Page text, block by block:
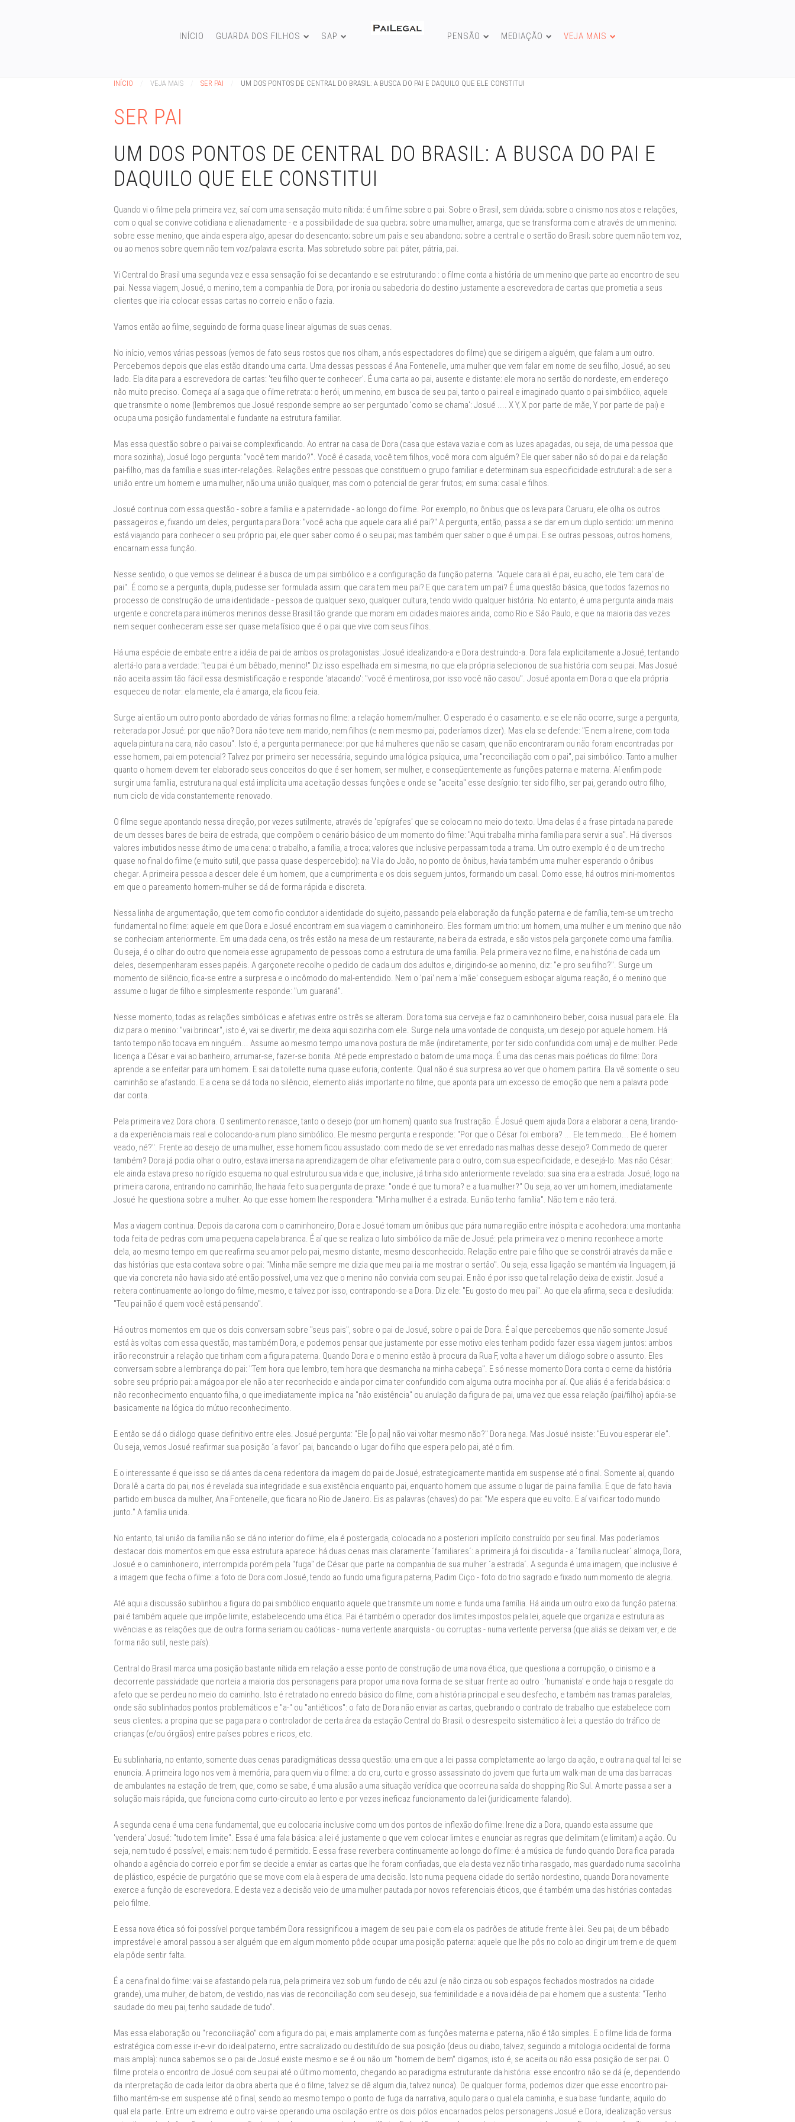
INÍCIO GUARDA DOS FILHOS SAP PENSÃO MEDIAÇÃO VEJA MAIS
INÍCIO VEJA MAIS SER PAI UM DOS PONTOS DE CENTRAL DO BRASIL: A BUSCA DO PAI E DAQUILO QUE ELE CONSTITUI
SER PAI
UM DOS PONTOS DE CENTRAL DO BRASIL: A BUSCA DO PAI E
DAQUILO QUE ELE CONSTITUI
Quando vi o filme pela primeira vez, saí com uma sensação muito nítida: é um filme sobre o pai. Sobre o Brasil, sem dúvida; sobre o cinismo nos atos e relações,
com o qual se convive cotidiana e alienadamente - e a possibilidade de sua quebra; sobre uma mulher, amarga, que se transforma com e através de um menino;
sobre esse menino, que ainda espera algo, apesar do desencanto; sobre um país e seu abandono; sobre a central e o sertão do Brasil; sobre quem não tem voz,
ou ao menos sobre quem não tem voz/palavra escrita. Mas sobretudo sobre pai: páter, pátria, pai.
Vi Central do Brasil uma segunda vez e essa sensação foi se decantando e se estruturando : o filme conta a história de um menino que parte ao encontro de seu
pai. Nessa viagem, Josué, o menino, tem a companhia de Dora, por ironia ou sabedoria do destino justamente a escrevedora de cartas que prometia a seus
clientes que iria colocar essas cartas no correio e não o fazia.
Vamos então ao filme, seguindo de forma quase linear algumas de suas cenas.
No início, vemos várias pessoas (vemos de fato seus rostos que nos olham, a nós espectadores do filme) que se dirigem a alguém, que falam a um outro.
Percebemos depois que elas estão ditando uma carta. Uma dessas pessoas é Ana Fontenelle, uma mulher que vem falar em nome de seu filho, Josué, ao seu
lado. Ela dita para a escrevedora de cartas: 'teu filho quer te conhecer'. É uma carta ao pai, ausente e distante: ele mora no sertão do nordeste, em endereço
não muito preciso. Começa aí a saga que o filme retrata: o herói, um menino, em busca de seu pai, tanto o pai real e imaginado quanto o pai simbólico, aquele
que transmite o nome (lembremos que Josué responde sempre ao ser perguntado 'como se chama': Josué .... X Y, X por parte de mãe, Y por parte de pai) e
ocupa uma posição fundamental e fundante na estrutura familiar.
Mas essa questão sobre o pai vai se complexificando. Ao entrar na casa de Dora (casa que estava vazia e com as luzes apagadas, ou seja, de uma pessoa que
mora sozinha), Josué logo pergunta: "você tem marido?". Você é casada, você tem filhos, você mora com alguém? Ele quer saber não só do pai e da relação
pai-filho, mas da família e suas inter-relações. Relações entre pessoas que constituem o grupo familiar e determinam sua especificidade estrutural: a de ser a
união entre um homem e uma mulher, não uma união qualquer, mas com o potencial de gerar frutos; em suma: casal e filhos.
Josué continua com essa questão - sobre a família e a paternidade - ao longo do filme. Por exemplo, no ônibus que os leva para Caruaru, ele olha os outros
passageiros e, fixando um deles, pergunta para Dora: "você acha que aquele cara ali é pai?" A pergunta, então, passa a se dar em um duplo sentido: um menino
está viajando para conhecer o seu próprio pai, ele quer saber como é o seu pai; mas também quer saber o que é um pai. E se outras pessoas, outros homens,
encarnam essa função.
Nesse sentido, o que vemos se delinear é a busca de um pai simbólico e a configuração da função paterna. "Aquele cara ali é pai, eu acho, ele 'tem cara' de
pai". É como se a pergunta, dupla, pudesse ser formulada assim: que cara tem meu pai? E que cara tem um pai? É uma questão básica, que todos fazemos no
processo de construção de uma identidade - pessoa de qualquer sexo, qualquer cultura, tendo vivido qualquer história. No entanto, é uma pergunta ainda mais
urgente e concreta para inúmeros meninos desse Brasil tão grande que moram em cidades maiores ainda, como Rio e São Paulo, e que na maioria das vezes
nem sequer conheceram esse ser quase metafísico que é o pai que vive com seus filhos.
Há uma espécie de embate entre a idéia de pai de ambos os protagonistas: Josué idealizando-a e Dora destruindo-a. Dora fala explicitamente a Josué, tentando
alertá-lo para a verdade: "teu pai é um bêbado, menino!" Diz isso espelhada em si mesma, no que ela própria selecionou de sua história com seu pai. Mas Josué
não aceita assim tão fácil essa desmistificação e responde 'atacando': "você é mentirosa, por isso você não casou". Josué aponta em Dora o que ela própria
esqueceu de notar: ela mente, ela é amarga, ela ficou feia.
Surge aí então um outro ponto abordado de várias formas no filme: a relação homem/mulher. O esperado é o casamento; e se ele não ocorre, surge a pergunta,
reiterada por Josué: por que não? Dora não teve nem marido, nem filhos (e nem mesmo pai, poderíamos dizer). Mas ela se defende: "E nem a Irene, com toda
aquela pintura na cara, não casou". Isto é, a pergunta permanece: por que há mulheres que não se casam, que não encontraram ou não foram encontradas por
esse homem, pai em potencial? Talvez por primeiro ser necessária, seguindo uma lógica psíquica, uma "reconciliação com o pai", pai simbólico. Tanto a mulher
quanto o homem devem ter elaborado seus conceitos do que é ser homem, ser mulher, e conseqüentemente as funções paterna e materna. Aí enfim pode
surgir uma família, estrutura na qual está implícita uma aceitação dessas funções e onde se "aceita" esse desígnio: ter sido filho, ser pai, gerando outro filho,
num ciclo de vida constantemente renovado.
O filme segue apontando nessa direção, por vezes sutilmente, através de 'epígrafes' que se colocam no meio do texto. Uma delas é a frase pintada na parede
de um desses bares de beira de estrada, que compõem o cenário básico de um momento do filme: "Aqui trabalha minha família para servir a sua". Há diversos
valores imbutidos nesse átimo de uma cena: o trabalho, a família, a troca; valores que inclusive perpassam toda a trama. Um outro exemplo é o de um trecho
quase no final do filme (e muito sutil, que passa quase despercebido): na Vila do João, no ponto de ônibus, havia também uma mulher esperando o ônibus
chegar. A primeira pessoa a descer dele é um homem, que a cumprimenta e os dois seguem juntos, formando um casal. Como esse, há outros mini-momentos
em que o pareamento homem-mulher se dá de forma rápida e discreta.
Nessa linha de argumentação, que tem como fio condutor a identidade do sujeito, passando pela elaboração da função paterna e de família, tem-se um trecho
fundamental no filme: aquele em que Dora e Josué encontram em sua viagem o caminhoneiro. Eles formam um trio: um homem, uma mulher e um menino que não
se conheciam anteriormente. Em uma dada cena, os três estão na mesa de um restaurante, na beira da estrada, e são vistos pela garçonete como uma família.
Ou seja, é o olhar do outro que nomeia esse agrupamento de pessoas como a estrutura de uma família. Pela primeira vez no filme, e na história de cada um
deles, desempenharam esses papéis. A garçonete recolhe o pedido de cada um dos adultos e, dirigindo-se ao menino, diz: "e pro seu filho?". Surge um
momento de silêncio, fica-se entre a surpresa e o incômodo do mal-entendido. Nem o 'pai' nem a 'mãe' conseguem esboçar alguma reação, é o menino que
assume o lugar de filho e simplesmente responde: "um guaraná".
Nesse momento, todas as relações simbólicas e afetivas entre os três se alteram. Dora toma sua cerveja e faz o caminhoneiro beber, coisa inusual para ele. Ela
diz para o menino: "vai brincar", isto é, vai se divertir, me deixa aqui sozinha com ele. Surge nela uma vontade de conquista, um desejo por aquele homem. Há
tanto tempo não tocava em ninguém... Assume ao mesmo tempo uma nova postura de mãe (indiretamente, por ter sido confundida com uma) e de mulher. Pede
licença a César e vai ao banheiro, arrumar-se, fazer-se bonita. Até pede emprestado o batom de uma moça. É uma das cenas mais poéticas do filme: Dora
aprende a se enfeitar para um homem. E sai da toilette numa quase euforia, contente. Qual não é sua surpresa ao ver que o homem partira. Ela vê somente o seu
caminhão se afastando. E a cena se dá toda no silêncio, elemento aliás importante no filme, que aponta para um excesso de emoção que nem a palavra pode
dar conta.
Pela primeira vez Dora chora. O sentimento renasce, tanto o desejo (por um homem) quanto sua frustração. É Josué quem ajuda Dora a elaborar a cena, tirando-
a da experiência mais real e colocando-a num plano simbólico. Ele mesmo pergunta e responde: "Por que o César foi embora? ... Ele tem medo... Ele é homem
veado, né?". Frente ao desejo de uma mulher, esse homem ficou assustado: com medo de se ver enredado nas malhas desse desejo? Com medo de querer
também? Dora já podia olhar o outro, estava imersa na aprendizagem de olhar efetivamente para o outro, com sua especificidade, e desejá-lo. Mas não César:
ele ainda estava preso no rígido esquema no qual estruturou sua vida e que, inclusive, já tinha sido anteriormente revelado: sua sina era a estrada. Josué, logo na
primeira carona, entrando no caminhão, lhe havia feito sua pergunta de praxe: "onde é que tu mora? e a tua mulher?" Ou seja, ao ver um homem, imediatamente
Josué lhe questiona sobre a mulher. Ao que esse homem lhe respondera: "Minha mulher é a estrada. Eu não tenho família". Não tem e não terá.
Mas a viagem continua. Depois da carona com o caminhoneiro, Dora e Josué tomam um ônibus que pára numa região entre inóspita e acolhedora: uma montanha
toda feita de pedras com uma pequena capela branca. É aí que se realiza o luto simbólico da mãe de Josué: pela primeira vez o menino reconhece a morte
dela, ao mesmo tempo em que reafirma seu amor pelo pai, mesmo distante, mesmo desconhecido. Relação entre pai e filho que se constrói através da mãe e
das histórias que esta contava sobre o pai: "Minha mãe sempre me dizia que meu pai ia me mostrar o sertão". Ou seja, essa ligação se mantém via linguagem, já
que via concreta não havia sido até então possível, uma vez que o menino não convivia com seu pai. E não é por isso que tal relação deixa de existir. Josué a
reitera continuamente ao longo do filme, mesmo, e talvez por isso, contrapondo-se a Dora. Diz ele: "Eu gosto do meu pai". Ao que ela afirma, seca e desiludida:
"Teu pai não é quem você está pensando".
Há outros momentos em que os dois conversam sobre "seus pais", sobre o pai de Josué, sobre o pai de Dora. É aí que percebemos que não somente Josué
está às voltas com essa questão, mas também Dora, e podemos pensar que justamente por esse motivo eles tenham podido fazer essa viagem juntos: ambos
irão reconstruir a relação que tinham com a figura paterna. Quando Dora e o menino estão à procura da Rua F, volta a haver um diálogo sobre o assunto. Eles
conversam sobre a lembrança do pai: "Tem hora que lembro, tem hora que desmancha na minha cabeça". E só nesse momento Dora conta o cerne da história
sobre seu próprio pai: a mágoa por ele não a ter reconhecido e ainda por cima ter confundido com alguma outra mocinha por aí. Que aliás é a ferida básica: o
não reconhecimento enquanto filha, o que imediatamente implica na "não existência" ou anulação da figura de pai, uma vez que essa relação (pai/filho) apóia-se
basicamente na lógica do mútuo reconhecimento.
E então se dá o diálogo quase definitivo entre eles. Josué pergunta: "Ele [o pai] não vai voltar mesmo não?" Dora nega. Mas Josué insiste: "Eu vou esperar ele".
Ou seja, vemos Josué reafirmar sua posição ´a favor´ pai, bancando o lugar do filho que espera pelo pai, até o fim.
E o interessante é que isso se dá antes da cena redentora da imagem do pai de Josué, estrategicamente mantida em suspense até o final. Somente aí, quando
Dora lê a carta do pai, nos é revelada sua integridade e sua existência enquanto pai, enquanto homem que assume o lugar de pai na família. E que de fato havia
partido em busca da mulher, Ana Fontenelle, que ficara no Rio de Janeiro. Eis as palavras (chaves) do pai: "Me espera que eu volto. E aí vai ficar todo mundo
junto." A família unida.
No entanto, tal união da família não se dá no interior do filme, ela é postergada, colocada no a posteriori implícito construído por seu final. Mas poderíamos
destacar dois momentos em que essa estrutura aparece: há duas cenas mais claramente ´familiares´: a primeira já foi discutida - a ´família nuclear´ almoça, Dora,
Josué e o caminhoneiro, interrompida porém pela "fuga" de César que parte na companhia de sua mulher ´a estrada´. A segunda é uma imagem, que inclusive é
a imagem que fecha o filme: a foto de Dora com Josué, tendo ao fundo uma figura paterna, Padim Ciço - foto do trio sagrado e fixado num momento de alegria.
Até aqui a discussão sublinhou a figura do pai simbólico enquanto aquele que transmite um nome e funda uma família. Há ainda um outro eixo da função paterna:
pai é também aquele que impõe limite, estabelecendo uma ética. Pai é também o operador dos limites impostos pela lei, aquele que organiza e estrutura as
vivências e as relações que de outra forma seriam ou caóticas - numa vertente anarquista - ou corruptas - numa vertente perversa (que aliás se deixam ver, e de
forma não sutil, neste país).
Central do Brasil marca uma posição bastante nítida em relação a esse ponto de construção de uma nova ética, que questiona a corrupção, o cinismo e a
decorrente passividade que norteia a maioria dos personagens para propor uma nova forma de se situar frente ao outro : 'humanista' e onde haja o resgate do
afeto que se perdeu no meio do caminho. Isto é retratado no enredo básico do filme, com a história principal e seu desfecho, e também nas tramas paralelas,
onde são sublinhados pontos problemáticos e "a-" ou "antiéticos": o fato de Dora não enviar as cartas, quebrando o contrato de trabalho que estabelece com
seus clientes; a propina que se paga para o controlador de certa área da estação Central do Brasil; o desrespeito sistemático à lei; a questão do tráfico de
crianças (e/ou órgãos) entre países pobres e ricos, etc.
Eu sublinharia, no entanto, somente duas cenas paradigmáticas dessa questão: uma em que a lei passa completamente ao largo da ação, e outra na qual tal lei se
enuncia. A primeira logo nos vem à memória, para quem viu o filme: a do cru, curto e grosso assassinato do jovem que furta um walk-man de uma das barracas
de ambulantes na estação de trem, que, como se sabe, é uma alusão a uma situação verídica que ocorreu na saída do shopping Rio Sul. A morte passa a ser a
solução mais rápida, que funciona como curto-circuito ao lento e por vezes ineficaz funcionamento da lei (juridicamente falando).
A segunda cena é uma cena fundamental, que eu colocaria inclusive como um dos pontos de inflexão do filme: Irene diz a Dora, quando esta assume que
'vendera' Josué: "tudo tem limite". Essa é uma fala básica: a lei é justamente o que vem colocar limites e enunciar as regras que delimitam (e limitam) a ação. Ou
seja, nem tudo é possível, e mais: nem tudo é permitido. E essa frase reverbera continuamente ao longo do filme: é a música de fundo quando Dora fica parada
olhando a agência do correio e por fim se decide a enviar as cartas que lhe foram confiadas, que ela desta vez não tinha rasgado, mas guardado numa sacolinha
de plástico, espécie de purgatório que se move com ela à espera de uma decisão. Isto numa pequena cidade do sertão nordestino, quando Dora novamente
exerce a função de escrevedora. E desta vez a decisão veio de uma mulher pautada por novos referenciais éticos, que é também uma das histórias contadas
pelo filme.
E essa nova ética só foi possível porque também Dora ressignificou a imagem de seu pai e com ela os padrões de atitude frente à lei. Seu pai, de um bêbado
imprestável e amoral passou a ser alguém que em algum momento pôde ocupar uma posição paterna: aquele que lhe pôs no colo ao dirigir um trem e de quem
ela pôde sentir falta.
É a cena final do filme: vai se afastando pela rua, pela primeira vez sob um fundo de céu azul (e não cinza ou sob espaços fechados mostrados na cidade
grande), uma mulher, de batom, de vestido, nas vias de reconciliação com seu desejo, sua feminilidade e a nova idéia de pai e homem que a sustenta: "Tenho
saudade do meu pai, tenho saudade de tudo".
Mas essa elaboração ou "reconciliação" com a figura do pai, e mais amplamente com as funções materna e paterna, não é tão simples. E o filme lida de forma
estratégica com esse ir-e-vir do ideal paterno, entre sacralizado ou destituído de sua posição (deus ou diabo, talvez, seguindo a mitologia ocidental de forma
mais ampla): nunca sabemos se o pai de Josué existe mesmo e se é ou não um "homem de bem" digamos, isto é, se aceita ou não essa posição de ser pai. O
filme protela o encontro de Josué com seu pai até o último momento, chegando ao paradigma estruturante da história: esse encontro não se dá (e, dependendo
da interpretação de cada leitor da obra aberta que é o filme, talvez se dê algum dia, talvez nunca). De qualquer forma, podemos dizer que esse encontro pai-
filho mantém-se em suspense até o final, sendo ao mesmo tempo o ponto de fuga da narrativa, aquilo para o qual ela caminha, e sua base fundante, aquilo do
qual ela parte. Entre um extremo e outro vai-se operando uma oscilação entre os dois pólos encarnados pelos personagens Josué e Dora, idealização versus